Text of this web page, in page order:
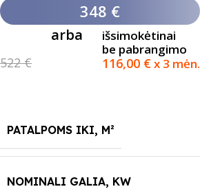
348 €
522 €
arba
išsimokėtinai
be pabrangimo
116,00 €x 3 mėn.
PATALPOMS IKI, M²
NOMINALI GALIA, KW